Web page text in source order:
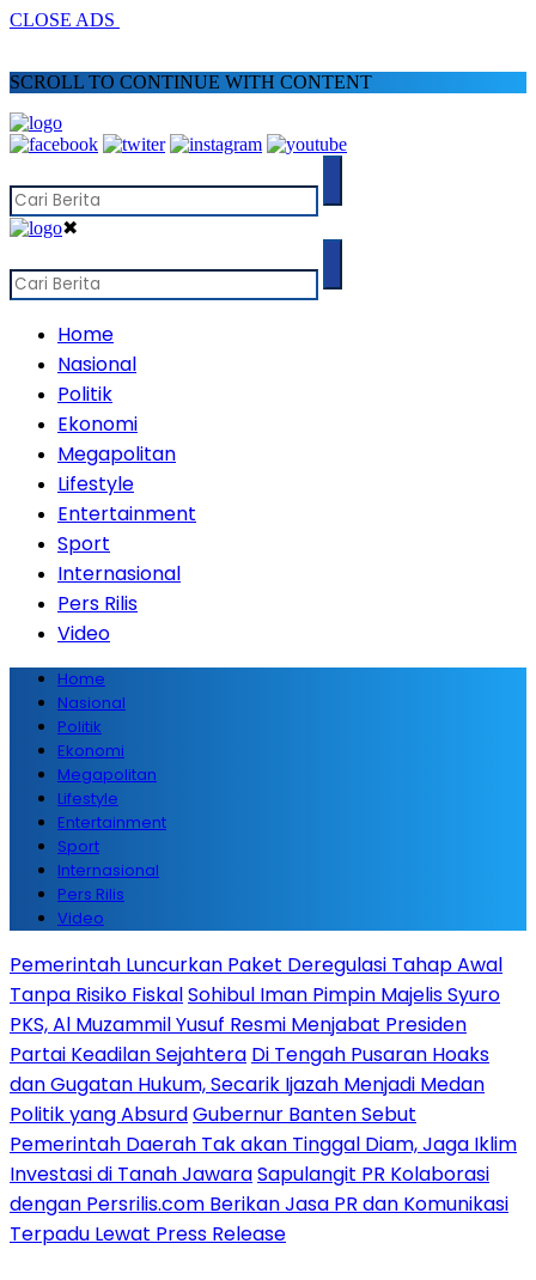
CLOSE ADS
SCROLL TO CONTINUE WITH CONTENT
✖
Home
Nasional
Politik
Ekonomi
Megapolitan
Lifestyle
Entertainment
Sport
Internasional
Pers Rilis
Video
Home
Nasional
Politik
Ekonomi
Megapolitan
Lifestyle
Entertainment
Sport
Internasional
Pers Rilis
Video
Pemerintah Luncurkan Paket Deregulasi Tahap Awal
Tanpa Risiko FiskalSohibul Iman Pimpin Majelis Syuro
PKS, Al Muzammil Yusuf Resmi Menjabat Presiden
Partai Keadilan Sejahtera Di Tengah Pusaran Hoaks
dan Gugatan Hukum, Secarik Ijazah Menjadi Medan
Politik yang AbsurdGubernur Banten Sebut
Pemerintah Daerah Tak akan Tinggal Diam, Jaga Iklim
Investasi di Tanah JawaraSapulangit PR Kolaborasi
dengan Persrilis.com Berikan Jasa PR dan Komunikasi
Terpadu Lewat Press Release